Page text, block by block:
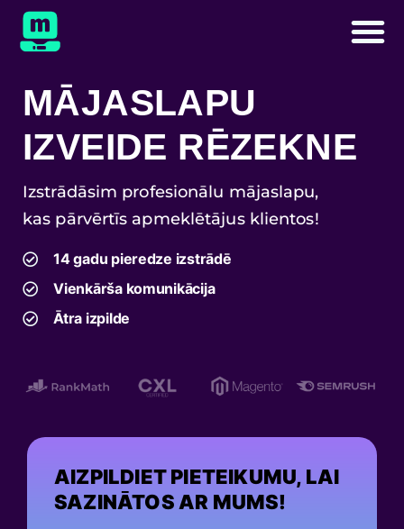
MĀJASLAPU
IZVEIDE RĒZEKNE
Izstrādāsim profesionālu mājaslapu,
kas pārvērtīs apmeklētājus klientos!
14 gadu pieredze izstrādē
Vienkārša komunikācija
Ātra izpilde
AIZPILDIET PIETEIKUMU, LAI
SAZINĀTOS AR MUMS!